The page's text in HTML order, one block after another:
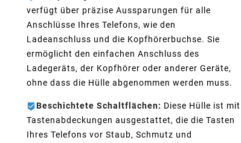
verfügt über präzise Aussparungen für alle
Anschlüsse Ihres Telefons, wie den
Ladeanschluss und die Kopfhörerbuchse. Sie
ermöglicht den einfachen Anschluss des
Ladegeräts, der Kopfhörer oder anderer Geräte,
ohne dass die Hülle abgenommen werden muss.
Beschichtete Schaltflächen: Diese Hülle ist mit
Tastenabdeckungen ausgestattet, die die Tasten
Ihres Telefons vor Staub, Schmutz und